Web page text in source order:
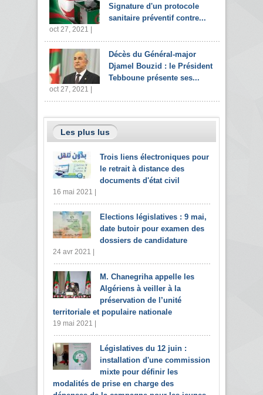
Signature d'un protocole
sanitaire préventif contre...
oct 27, 2021 |
Décès du Général-major
Djamel Bouzid : le Président
Tebboune présente ses...
oct 27, 2021 |
Les plus lus
Trois liens électroniques pour
le retrait à distance des
documents d'état civil
16 mai 2021 |
Elections législatives : 9 mai,
date butoir pour examen des
dossiers de candidature
24 avr 2021 |
M. Chanegriha appelle les
Algériens à veiller à la
préservation de l’unité
territoriale et populaire nationale
19 mai 2021 |
Législatives du 12 juin :
installation d'une commission
mixte pour définir les
modalités de prise en charge des